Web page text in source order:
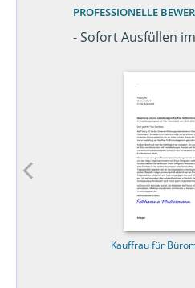
PROFESSIONELLE
- Sofort Ausfüllen
Kauffrau für